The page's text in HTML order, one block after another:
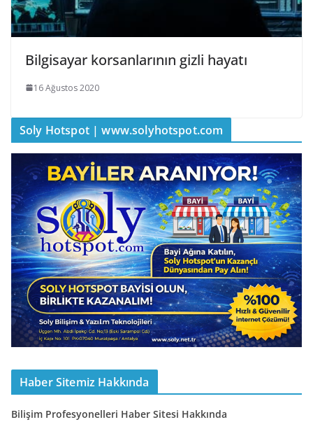
Bilgisayar korsanlarının gizli hayatı
16 Ağustos 2020
Soly Hotspot | www.solyhotspot.com
Haber Sitemiz Hakkında
Bilişim Profesyonelleri Haber Sitesi Hakkında